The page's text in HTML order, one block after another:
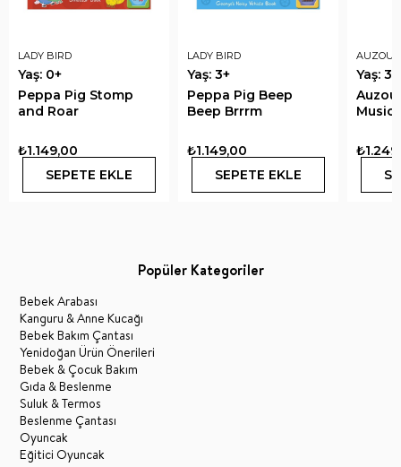
LADY BIRD
Yaş: 0+
Peppa Pig Stomp
and Roar
₺1.149,00
SEPETE EKLE
LADY BIRD
Yaş: 3+
Peppa Pig Beep
Beep Brrrm
₺1.149,00
SEPETE EKLE
AUZOU
Yaş: 3+
Music
Popüler Kategoriler
Bebek Arabası
Kanguru & Anne Kucağı
Bebek Bakım Çantası
Yenidoğan Ürün Önerileri
Bebek & Çocuk Bakım
Gıda & Beslenme
Suluk & Termos
Beslenme Çantası
Oyuncak
Eğitici Oyuncak